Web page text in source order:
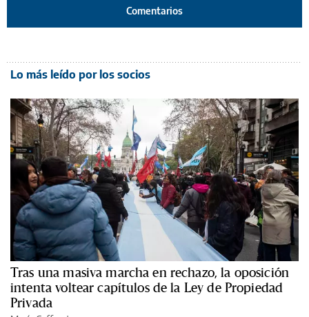
Comentarios
Lo más leído por los socios
Tras una masiva marcha en rechazo, la oposición
intenta voltear capítulos de la Ley de Propiedad
Privada